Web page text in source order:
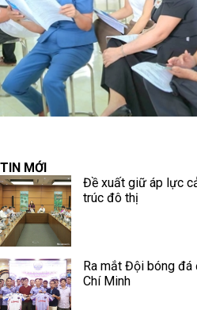
TIN MỚI
Đề xuất giữ áp lực
trúc đô thị
Ra mắt Đội bóng đá
Chí Minh